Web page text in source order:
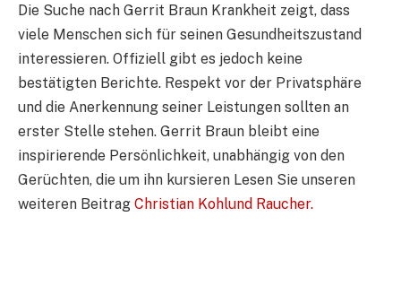
Die Suche nach Gerrit Braun Krankheit zeigt, dass
viele Menschen sich für seinen Gesundheitszustand
interessieren. Offiziell gibt es jedoch keine
bestätigten Berichte. Respekt vor der Privatsphäre
und die Anerkennung seiner Leistungen sollten an
erster Stelle stehen. Gerrit Braun bleibt eine
inspirierende Persönlichkeit, unabhängig von den
Gerüchten, die um ihn kursieren Lesen Sie unseren
weiteren Beitrag Christian Kohlund Raucher.